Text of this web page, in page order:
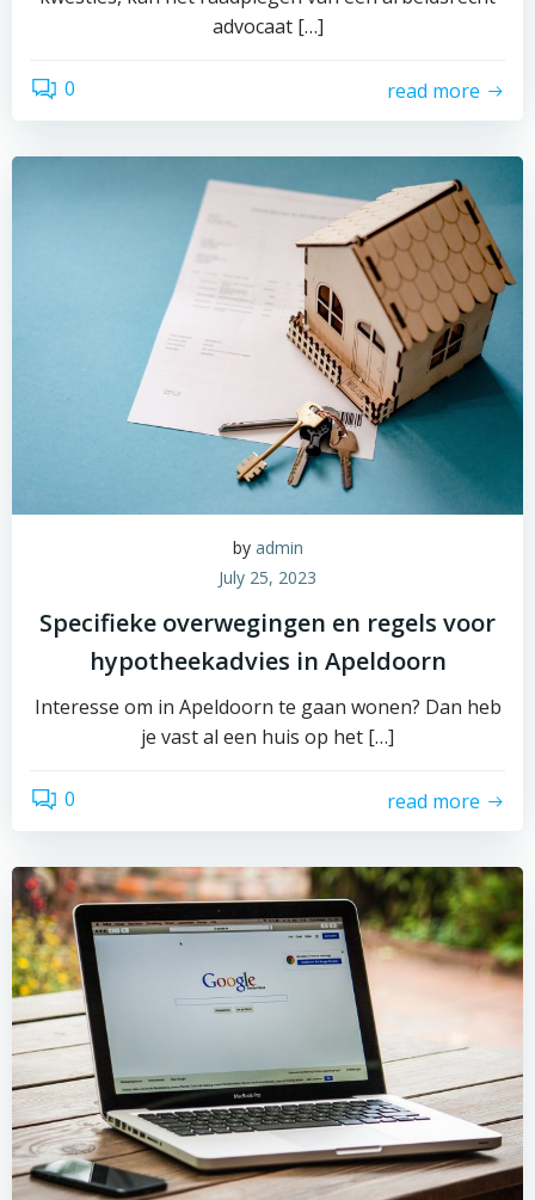
advocaat […]
0 read more
by admin
July 25, 2023
Specifieke overwegingen en regels voor
hypotheekadvies in Apeldoorn
Interesse om in Apeldoorn te gaan wonen? Dan heb
je vast al een huis op het […]
0 read more